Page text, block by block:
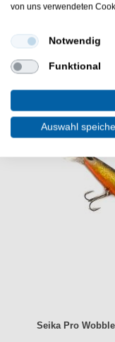
Pro Folding
Seika Pro
von uns verwendeten
Notwendig
Funktional
Auswahl